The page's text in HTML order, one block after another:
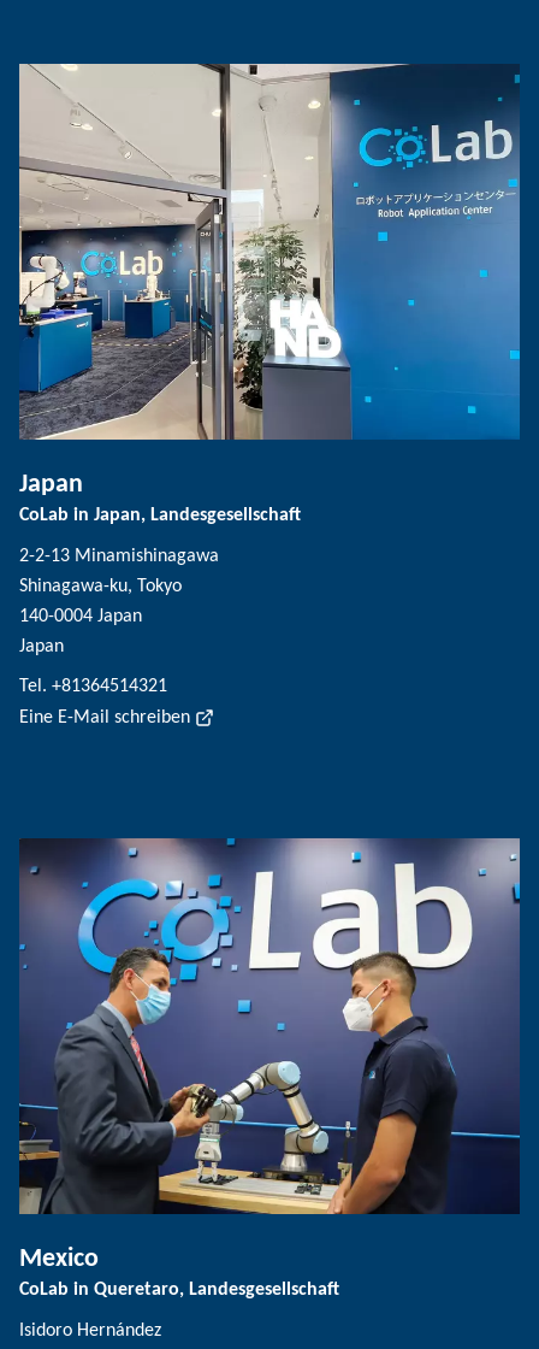
Japan
CoLab in Japan, Landesgesellschaft
2-2-13 Minamishinagawa
Shinagawa-ku, Tokyo
140-0004 Japan
Japan
Tel. +81364514321
Eine E-Mail schreiben
Mexico
CoLab in Queretaro, Landesgesellschaft
Isidoro Hernández